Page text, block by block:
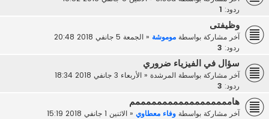
ردود:
وظيفتى
آخر مشاركة بواسطة موموشة« الجمعة 5 جانفي 2018 20:48
ردود: 3
سؤال في الفيزياء ضروري
آخر مشاركة بواسطة المرشدة« الأربعاء 3 جانفي 2018 18:34
ردود: 3
هاممممممممممممممممممم
آخر مشاركة بواسطة وفاء معطاوي« الاثنين 1 جانفي 2018 15:19